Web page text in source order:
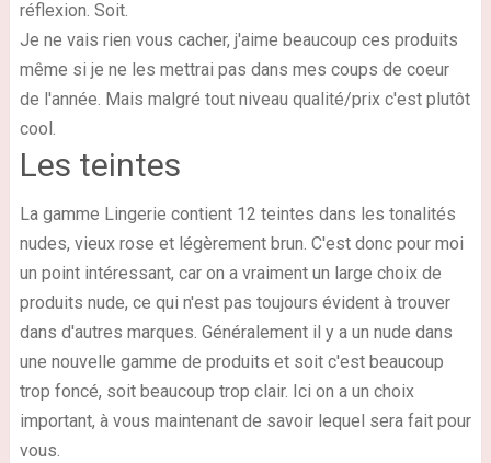
réflexion. Soit.
Je ne vais rien vous cacher, j'aime beaucoup ces produits
même si je ne les mettrai pas dans mes coups de coeur
de l'année. Mais malgré tout niveau qualité/prix c'est plutôt
cool.
Les teintes
La gamme Lingerie contient 12 teintes dans les tonalités
nudes, vieux rose et légèrement brun. C'est donc pour moi
un point intéressant, car on a vraiment un large choix de
produits nude, ce qui n'est pas toujours évident à trouver
dans d'autres marques. Généralement il y a un nude dans
une nouvelle gamme de produits et soit c'est beaucoup
trop foncé, soit beaucoup trop clair. Ici on a un choix
important, à vous maintenant de savoir lequel sera fait pour
vous.